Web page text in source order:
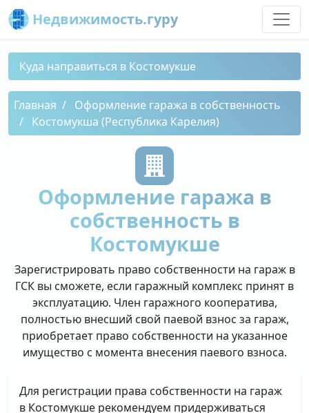
Недвижимость.гуру
Куда направиться в Костомукше
Главная
Оформление гаража в собственность
Костомукша (Республика Карелия)
Оформление гаража в
собственность в
Костомукше
Зарегистрировать право собственности на гараж в
ГСК вы сможете, если гаражный комплекс принят в
эксплуатацию. Член гаражного кооператива,
полностью внесший свой паевой взнос за гараж,
приобретает право собственности на указанное
имущество с момента внесения паевого взноса.
Для регистрации права собственности на гараж
в Костомукше рекомендуем придерживаться